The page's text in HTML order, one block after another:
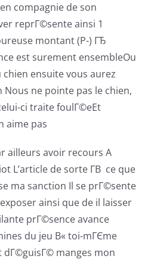
compagnie de son
reprГ©sente ainsi 1
montant (P-) ГЂ
est surement ensembleOu
chien ensuite vous aurez
ne pointe pas le chien,
ci traite foulГ©eEt
aime pas
ailleurs avoir recours A
L’article de sorte Г­В ce que
ma sanction Il se prГ©sente
ainsi que de il laisser
prГ©sence avance
du jeu В« toi-mГЄme
manges mon